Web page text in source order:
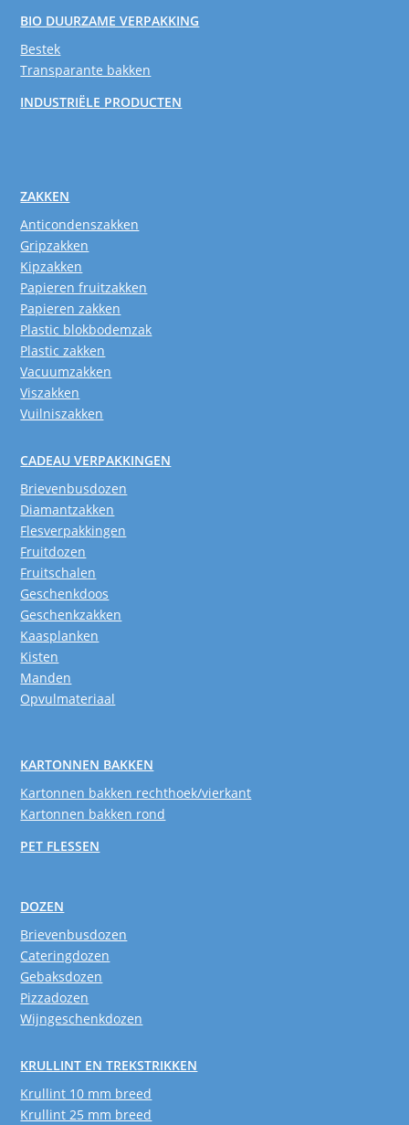
BIO DUURZAME VERPAKKING
Bestek
Transparante bakken
INDUSTRIËLE PRODUCTEN
ZAKKEN
Anticondenszakken
Gripzakken
Kipzakken
Papieren fruitzakken
Papieren zakken
Plastic blokbodemzak
Plastic zakken
Vacuumzakken
Viszakken
Vuilniszakken
CADEAU VERPAKKINGEN
Brievenbusdozen
Diamantzakken
Flesverpakkingen
Fruitdozen
Fruitschalen
Geschenkdoos
Geschenkzakken
Kaasplanken
Kisten
Manden
Opvulmateriaal
KARTONNEN BAKKEN
Kartonnen bakken rechthoek/vierkant
Kartonnen bakken rond
PET FLESSEN
DOZEN
Brievenbusdozen
Cateringdozen
Gebaksdozen
Pizzadozen
Wijngeschenkdozen
KRULLINT EN TREKSTRIKKEN
Krullint 10 mm breed
Krullint 25 mm breed